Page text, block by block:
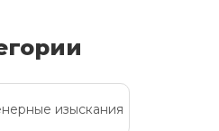
изыскания